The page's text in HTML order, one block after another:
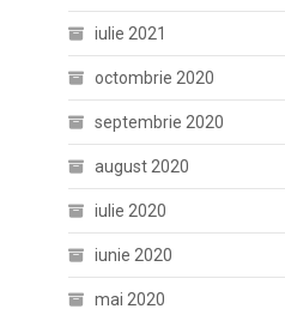
iulie 2021
octombrie 2020
septembrie 2020
august 2020
iulie 2020
iunie 2020
mai 2020